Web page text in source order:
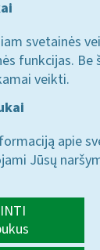
svetainės
funkcijas. Be
veikti.
apie
Jūsų